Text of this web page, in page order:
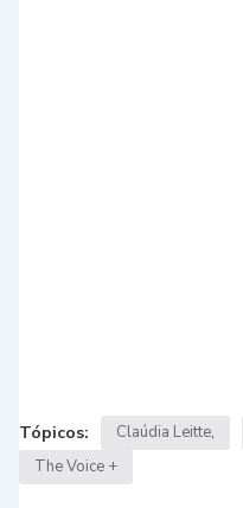
Tópicos: Claúdia Leitte
The Voice +